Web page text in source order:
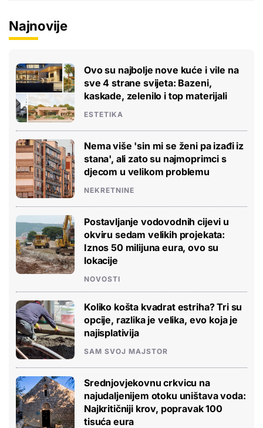
Najnovije
Ovo su najbolje nove kuće i vile na
sve 4 strane svijeta: Bazeni,
kaskade, zelenilo i top materijali
ESTETIKA
Nema više 'sin mi se ženi pa izađi iz
stana', ali zato su najmoprimci s
djecom u velikom problemu
NEKRETNINE
Postavljanje vodovodnih cijevi u
okviru sedam velikih projekata:
Iznos 50 milijuna eura, ovo su
lokacije
NOVOSTI
Koliko košta kvadrat estriha? Tri su
opcije, razlika je velika, evo koja je
najisplativija
SAM SVOJ MAJSTOR
Srednjovjekovnu crkvicu na
najudaljenijem otoku uništava voda:
Najkritičniji krov, popravak 100
tisuća eura